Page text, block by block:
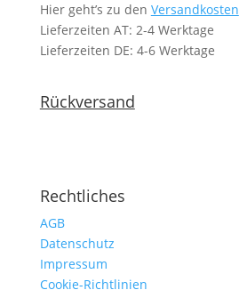
Hier geht’s zu den Versandkosten
Lieferzeiten AT: 2-4 Werktage
Lieferzeiten DE: 4-6 Werktage
Rückversand
Rechtliches
AGB
Datenschutz
Impressum
Cookie-Richtlinien